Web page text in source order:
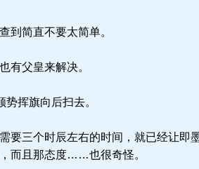
到简直不要太简单。
有父皇来解决。
挥旗向后扫去。
三个时辰左右的时间，就已经让即
而且那态度……也很奇怪。